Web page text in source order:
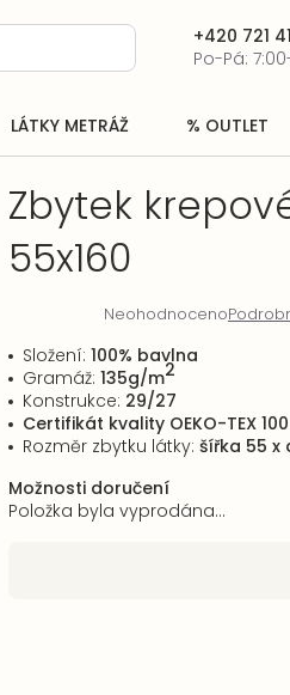
+420 721
Po-Pá:
LÁTKY METRÁŽ % OUTLET
Zbytek
55x160
hodnocení
produktu
0,0
hvězdiček.
Neohodnoceno
Možnosti doručení
Položka byla vyprodána…
Složení: 100% bavlna
Gramáž: 135g/m2
Konstrukce: 29/27
Certifikát kvality OEKO-TEX 100
Rozměr zbytku látky: šířka 55 x